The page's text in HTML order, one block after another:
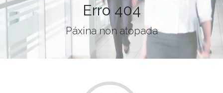
Erro 404
Páxina non atopada